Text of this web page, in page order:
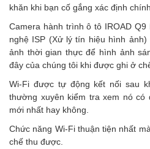
khăn khi bạn cố gắng xác định
Camera hành trình ô tô IROAD Q9
nghệ ISP (Xử lý tín hiệu hình
ảnh thời gian thực để hình ảnh
đây của chúng tôi khi được ghi ở
Wi-Fi được tự động kết nối sau
thường xuyên kiểm tra xem nó
mới nhất hay không.
Chức năng Wi-Fi thuận tiện nhất
chế thu được.